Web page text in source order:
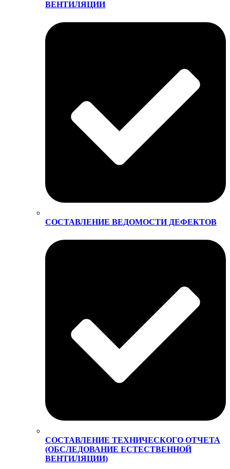
ВЕНТИЛЯЦИИ
СОСТАВЛЕНИЕ ВЕДОМОСТИ ДЕФЕКТОВ
СОСТАВЛЕНИЕ ТЕХНИЧЕСКОГО ОТЧЕТА
(ОБСЛЕДОВАНИЕ ЕСТЕСТВЕННОЙ
ВЕНТИЛЯЦИИ)